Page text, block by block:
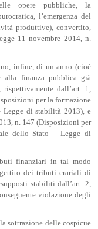
opere pubbliche, la
l’emergenza del
produttive), convertito,
11 novembre 2014, n.
infine, di un anno (cioè
alla finanza pubblica già
dall’art. 1,
per la formazione
di stabilità 2013), e
n. 147 (Disposizioni per
dello Stato – Legge di
finanziari in tal modo
dei tributi erariali di
stabiliti dall’art. 2,
violazione degli
sottrazione delle cospicue